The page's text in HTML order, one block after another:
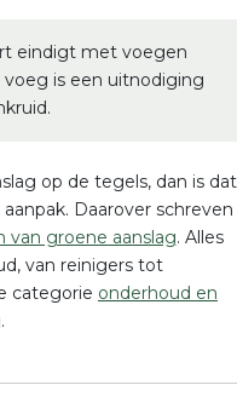
eindigt met voegen
voeg is een uitnodiging
op de tegels, dan is dat
Daarover schreven
van groene aanslag. Alles
van reinigers tot
categorie onderhoud en
.